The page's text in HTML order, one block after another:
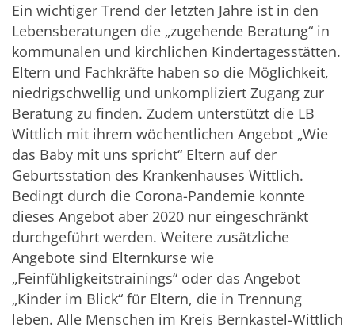
Ein wichtiger Trend der letzten Jahre ist in den
Lebensberatungen die „zugehende Beratung“ in
kommunalen und kirchlichen Kindertagesstätten.
Eltern und Fachkräfte haben so die Möglichkeit,
niedrigschwellig und unkompliziert Zugang zur
Beratung zu finden. Zudem unterstützt die LB
Wittlich mit ihrem wöchentlichen Angebot „Wie
das Baby mit uns spricht“ Eltern auf der
Geburtsstation des Krankenhauses Wittlich.
Bedingt durch die Corona-Pandemie konnte
dieses Angebot aber 2020 nur eingeschränkt
durchgeführt werden. Weitere zusätzliche
Angebote sind Elternkurse wie
„Feinfühligkeitstrainings“ oder das Angebot
„Kinder im Blick“ für Eltern, die in Trennung
leben. Alle Menschen im Kreis Bernkastel-Wittlich